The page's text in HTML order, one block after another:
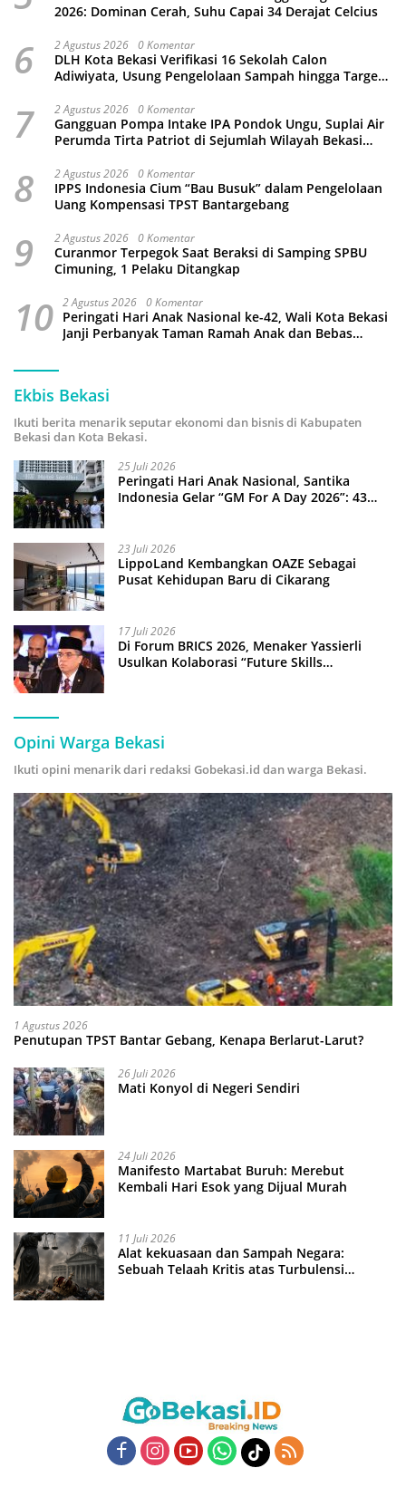
2026: Dominan Cerah, Suhu Capai 34 Derajat Celcius
6 2 Agustus 2026 0 Komentar
DLH Kota Bekasi Verifikasi 16 Sekolah Calon
Adiwiyata, Usung Pengelolaan Sampah hingga Target
7 2 Agustus 2026 0 Komentar
Gangguan Pompa Intake IPA Pondok Ungu, Suplai Air
Perumda Tirta Patriot di Sejumlah Wilayah Bekasi
8 2 Agustus 2026 0 Komentar
IPPS Indonesia Cium “Bau Busuk” dalam Pengelolaan
Uang Kompensasi TPST Bantargebang
9 2 Agustus 2026 0 Komentar
Curanmor Terpegok Saat Beraksi di Samping SPBU
Cimuning, 1 Pelaku Ditangkap
10 2 Agustus 2026 0 Komentar
Peringati Hari Anak Nasional ke-42, Wali Kota Bekasi
Janji Perbanyak Taman Ramah Anak dan Bebas
Ekbis Bekasi
Ikuti berita menarik seputar ekonomi dan bisnis di Kabupaten
Bekasi dan Kota Bekasi.
25 Juli 2026
Peringati Hari Anak Nasional, Santika
Indonesia Gelar “GM For A Day 2026”: 43
23 Juli 2026
LippoLand Kembangkan OAZE Sebagai
Pusat Kehidupan Baru di Cikarang
17 Juli 2026
Di Forum BRICS 2026, Menaker Yassierli
Usulkan Kolaborasi “Future Skills
Opini Warga Bekasi
Ikuti opini menarik dari redaksi Gobekasi.id dan warga Bekasi.
1 Agustus 2026
Penutupan TPST Bantar Gebang, Kenapa Berlarut-Larut?
26 Juli 2026
Mati Konyol di Negeri Sendiri
24 Juli 2026
Manifesto Martabat Buruh: Merebut
Kembali Hari Esok yang Dijual Murah
11 Juli 2026
Alat kekuasaan dan Sampah Negara:
Sebuah Telaah Kritis atas Turbulensi